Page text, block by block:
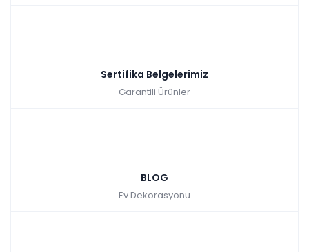
Sertifika Belgelerimiz
Garantili Ürünler
BLOG
Ev Dekorasyonu